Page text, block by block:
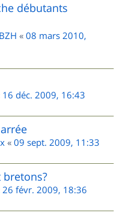
débutants
« 08 mars 2010,
16 déc. 2009, 16:43
« 09 sept. 2009, 11:33
bretons?
26 févr. 2009, 18:36